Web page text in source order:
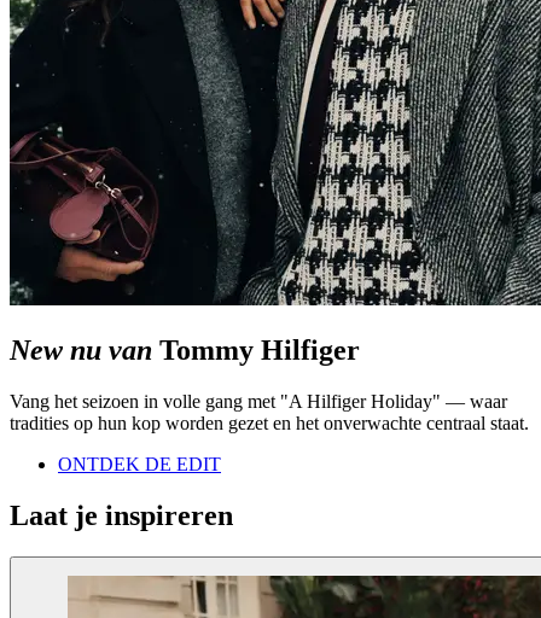
New nu van Tommy Hilfiger
Vang het seizoen in volle gang met "A Hilfiger Holiday" — waar
tradities op hun kop worden gezet en het onverwachte centraal staat.
ONTDEK DE EDIT
Laat je inspireren